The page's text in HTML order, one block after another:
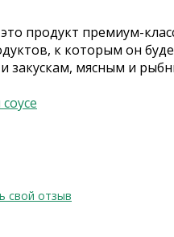
продукт премиум-
к которым он
закускам, мясным и
свой отзыв